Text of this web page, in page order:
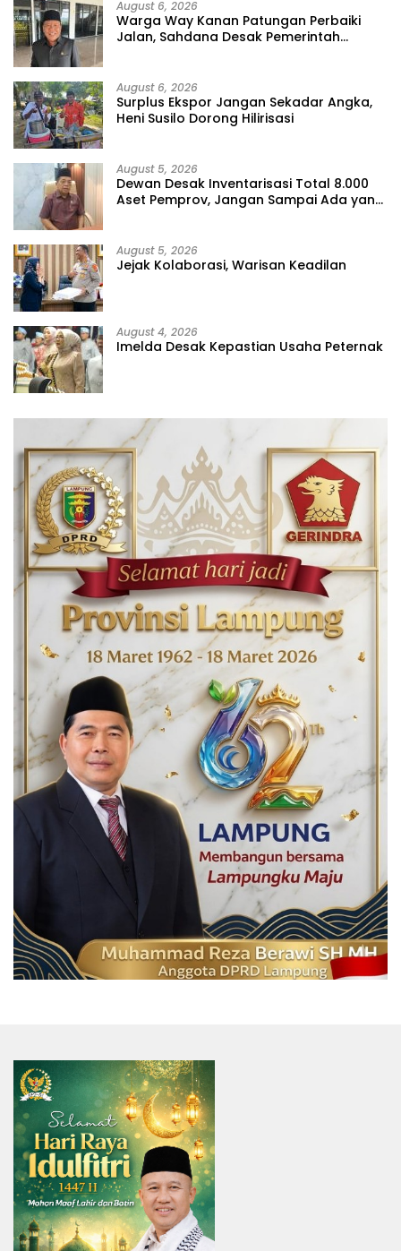
August 6, 2026
Warga Way Kanan Patungan Perbaiki
Jalan, Sahdana Desak Pemerintah
August 6, 2026
Surplus Ekspor Jangan Sekadar Angka,
Heni Susilo Dorong Hilirisasi
August 5, 2026
Dewan Desak Inventarisasi Total 8.000
Aset Pemprov, Jangan Sampai Ada yang
August 5, 2026
Jejak Kolaborasi, Warisan Keadilan
August 4, 2026
Imelda Desak Kepastian Usaha Peternak